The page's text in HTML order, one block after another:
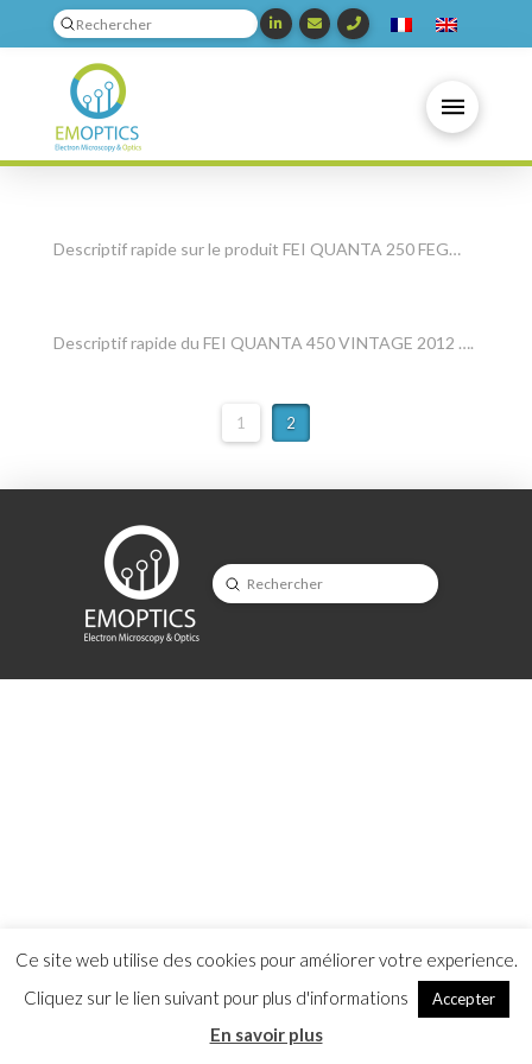
Search
Submit
Descriptif rapide sur le produit FEI QUANTA 250 FEG…
Descriptif rapide du FEI QUANTA 450 VINTAGE 2012 ….
1 2
Search
Submit
Ce site web utilise des cookies pour améliorer votre experience.
Cliquez sur le lien suivant pour plus d'informations
Accepter
En savoir plus